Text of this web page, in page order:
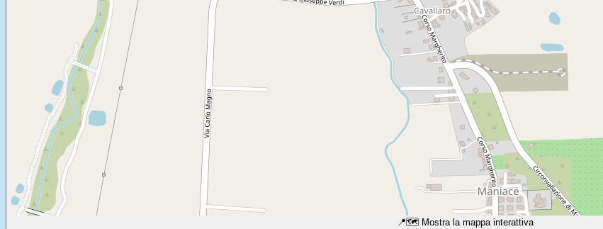
📍🗺️ Mostra la mappa interattiva